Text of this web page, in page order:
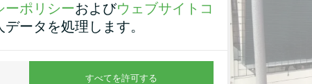
ーポリシーおよびウェブサイトコ
ータを処理します。
すべてを許可する